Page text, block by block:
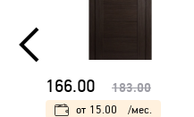
166.00 183.00
от 15.00 /мес.